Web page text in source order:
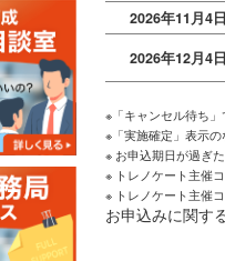
2026年11月4
2026年12月4
2027年1月8
2027年2月2
2027年2月15
※「キャンセル待ち」
※「実施確定」表示
※ お申込期日が過ぎた
※ トレノケート主催
※ トレノケート主催
お申込みに関す